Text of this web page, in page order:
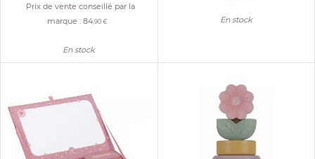
Prix de vente conseillé par la
marque :84 ,90 €
En stock
En stock